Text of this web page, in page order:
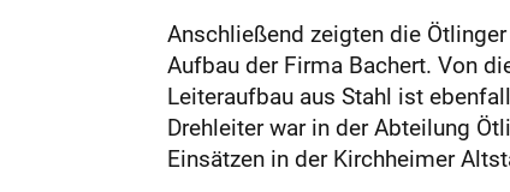
Anschließend zeigten die
Aufbau der Firma Bachert. Von
Leiteraufbau aus Stahl ist
Drehleiter war in der Abteilung
Einsätzen in der Kirchheimer